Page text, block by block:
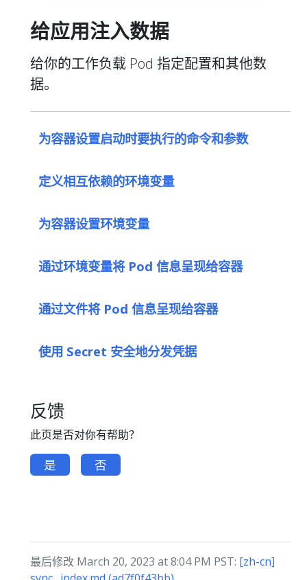
给应用注入数据
给你的工作负载 Pod 指定配置和其他数
据。
为容器设置启动时要执行的命令和参数
定义相互依赖的环境变量
为容器设置环境变量
通过环境变量将 Pod 信息呈现给容器
通过文件将 Pod 信息呈现给容器
使用 Secret 安全地分发凭据
反馈
此页是否对你有帮助？
是 否
最后修改 March 20, 2023 at 8:04 PM PST: [zh-cn]